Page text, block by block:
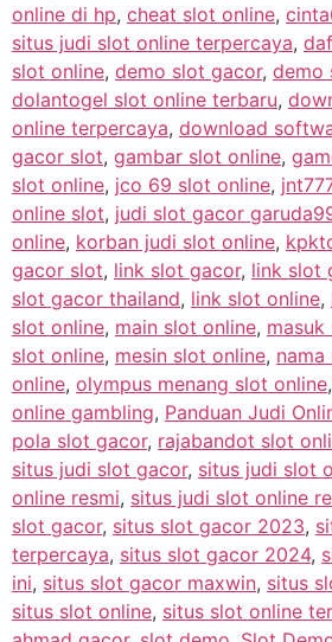
online di hp, cheat slot online,
situs judi slot online terpercaya,
slot online, demo slot gacor, demo
dolantogel slot online terbaru,
online terpercaya, download
gacor slot, gambar slot online,
slot online, jco 69 slot online,
online slot, judi slot gacor
online, korban judi slot online,
gacor slot, link slot gacor, link slot
slot gacor thailand, link slot online,
slot online, main slot online,
slot online, mesin slot online,
online, olympus menang slot online,
online gambling, Panduan Judi
pola slot gacor, rajabandot slot
situs judi slot gacor, situs judi slot
online resmi, situs judi slot online
slot gacor, situs slot gacor 2023,
terpercaya, situs slot gacor 2024,
ini, situs slot gacor maxwin, situs
situs slot online, situs slot online